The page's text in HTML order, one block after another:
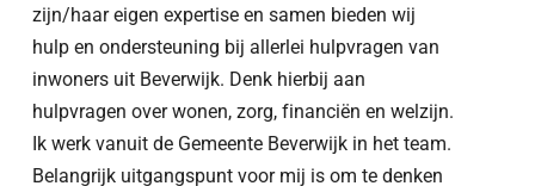
zijn/haar eigen expertise en samen bieden wij
hulp en ondersteuning bij allerlei hulpvragen van
inwoners uit Beverwijk. Denk hierbij aan
hulpvragen over wonen, zorg, financiën en welzijn.
Ik werk vanuit de Gemeente Beverwijk in het team.
Belangrijk uitgangspunt voor mij is om te denken